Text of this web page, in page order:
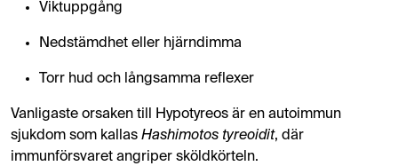
Viktuppgång
Nedstämdhet eller hjärndimma
Torr hud och långsamma reflexer
Vanligaste orsaken till Hypotyreos är en autoimmun
sjukdom som kallas Hashimotos tyreoidit, där
immunförsvaret angriper sköldkörteln.